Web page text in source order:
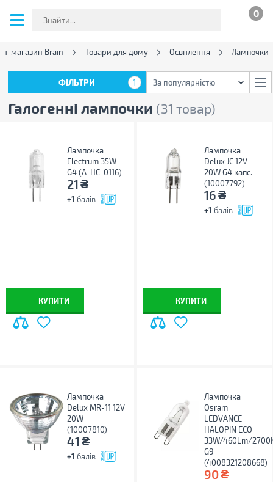
0
магазин Brain Товари для дому Освітлення Лампочки
Галогенні лампочки (31 товар)
ФІЛЬТРИ 1 За популярністю
Лампочка
Electrum 35W
G4 (A-HC-0116)
21₴
+1 балів
КУПИТИ
Лампочка
Delux JC 12V
20W G4 капс.
(10007792)
16₴
+1 балів
КУПИТИ
Лампочка
Delux MR-11 12V
20W
(10007810)
41₴
+1 балів
Лампочка
Osram
LEDVANCE
HALOPIN ECO
33W/460Lm/
G9
(4008321208668)
90₴
ФІЛЬТРИ 1 За популярністю